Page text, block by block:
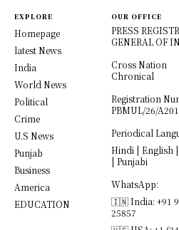
EXPLORE
Homepage
latest News
India
World News
Political
Crime
U.S News
Punjab
Business
America
EDUCATION
OUR OFFICE
PRESS
GENERAL OF
Cross Nation
Chronical
Registration
PBMUL/26/
Periodical
Hindi | English
| Punjabi
WhatsApp:
🇮🇳 India: +91
25857